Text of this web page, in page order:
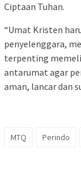
Ciptaan Tuhan.
“Umat Kristen
penyelenggara,
terpenting
antarumat agar
aman, lancar dan
MTQ Perindo